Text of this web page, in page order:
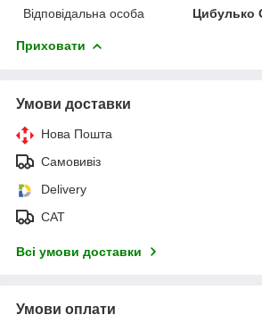
Відповідальна особа
Цибулько
Приховати
Умови доставки
Нова Пошта
Самовивіз
Delivery
САТ
Всі умови доставки
Умови оплати